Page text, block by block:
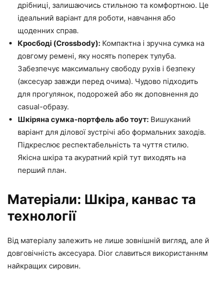
дрібниці, залишаючись стильною та комфортною. Це
ідеальний варіант для роботи, навчання або
щоденних справ.
Кросбоді (Crossbody): Компактна і зручна сумка на
довгому ремені, яку носять поперек тулуба.
Забезпечує максимальну свободу рухів і безпеку
(аксесуар завжди перед очима). Чудово підходить
для прогулянок, подорожей або як доповнення до
casual-образу.
Шкіряна сумка-портфель або тоут: Вишуканий
варіант для ділової зустрічі або формальних заходів.
Підкреслює респектабельність та чуття стилю.
Якісна шкіра та акуратний крій тут виходять на
перший план.
Матеріали: Шкіра, канвас та
технології
Від матеріалу залежить не лише зовнішній вигляд, але й
довговічність аксесуара. Dior славиться використанням
найкращих сировин.